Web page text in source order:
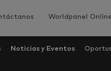
Worldpanel
Noticias y Eventos